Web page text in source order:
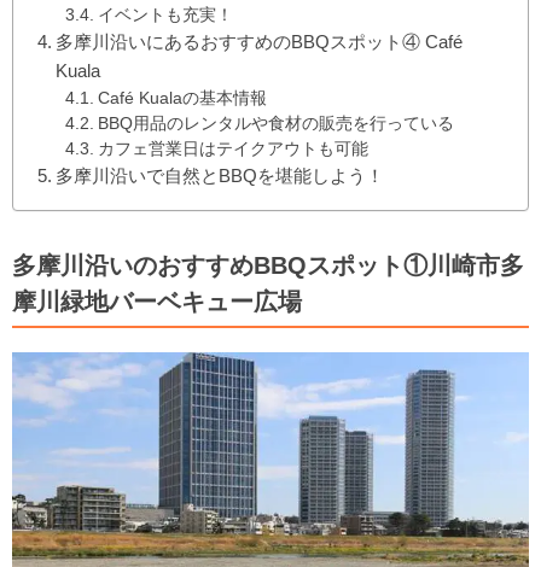
イベントも充実！
多摩川沿いにあるおすすめのBBQスポット④ Café
Kuala
Café Kualaの基本情報
BBQ用品のレンタルや食材の販売を行っている
カフェ営業日はテイクアウトも可能
多摩川沿いで自然とBBQを堪能しよう！
多摩川沿いのおすすめBBQスポット①川崎市多
摩川緑地バーベキュー広場